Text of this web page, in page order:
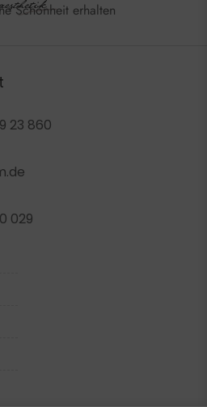
Schönheit erhalten
23 860
029